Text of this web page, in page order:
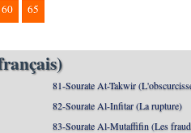
60 65
81-Sourate At-Takwir
82-Sourate Al-Infitar (La rupture)
83-Sourate Al-Mutaffifin (Les